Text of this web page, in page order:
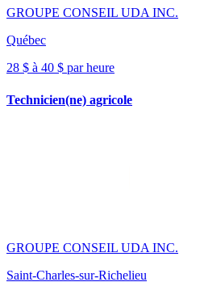
GROUPE CONSEIL UDA INC.
Québec
28 $ à 40 $ par heure
Technicien(ne) agricole
GROUPE CONSEIL UDA INC.
Saint-Charles-sur-Richelieu